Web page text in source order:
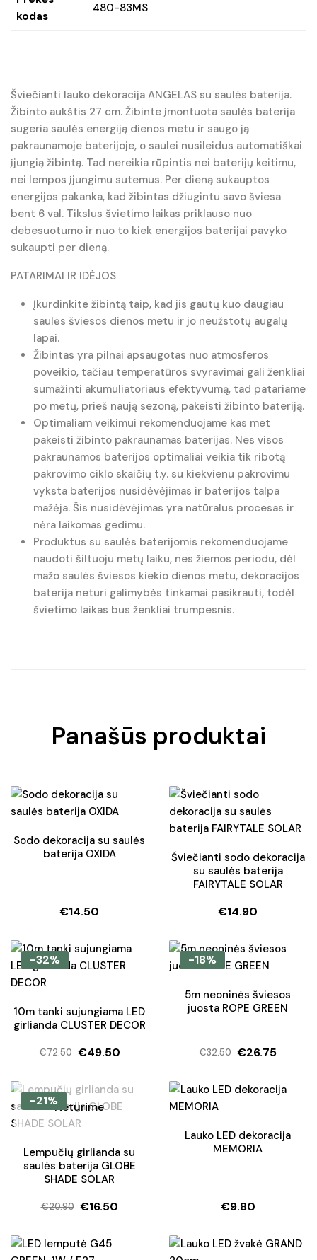
kodas
480-83MS
Šviečianti lauko dekoracija ANGELAS su saulės baterija.
Žibinto aukštis 27 cm. Žibinte įmontuota saulės baterija
sugeria saulės energiją dienos metu ir saugo ją
pakraunamoje baterijoje, o saulei nusileidus automatiškai
įjungią žibintą. Tad nereikia rūpintis nei baterijų keitimu,
nei lempos įjungimu sutemus. Per dieną sukauptos
energijos pakanka, kad žibintas džiugintu savo šviesa
bent 6 val. Tikslus švietimo laikas priklauso nuo
debesuotumo ir nuo to kiek energijos baterijai pavyko
sukaupti per dieną.
PATARIMAI IR IDĖJOS
Įkurdinkite žibintą taip, kad jis gautų kuo daugiau
saulės šviesos dienos metu ir jo neužstotų augalų
lapai.
Žibintas yra pilnai apsaugotas nuo atmosferos
poveikio, tačiau temperatūros svyravimai gali ženkliai
sumažinti akumuliatoriaus efektyvumą, tad patariame
po metų, prieš naują sezoną, pakeisti žibinto bateriją.
Optimaliam veikimui rekomenduojame kas met
pakeisti žibinto pakraunamas baterijas. Nes visos
pakraunamos baterijos optimaliai veikia tik ribotą
pakrovimo ciklo skaičių t.y. su kiekvienu pakrovimu
vyksta baterijos nusidėvėjimas ir baterijos talpa
mažėja. Šis nusidėvėjimas yra natūralus procesas ir
nėra laikomas gedimu.
Produktus su saulės baterijomis rekomenduojame
naudoti šiltuoju metų laiku, nes žiemos periodu, dėl
mažo saulės šviesos kiekio dienos metu, dekoracijos
baterija neturi galimybės tinkamai pasikrauti, todėl
švietimo laikas bus ženkliai trumpesnis.
Panašūs produktai
Sodo dekoracija su saulės
baterija OXIDA
€14.50
Šviečianti sodo dekoracija
su saulės baterija
FAIRYTALE SOLAR
€14.90
-32%
10m tanki sujungiama LED
girlianda CLUSTER DECOR
€72.50
Original
was:
€72.50.
€49.50
Current
is:
€49.50.
-18%
5m neoninės šviesos
juosta ROPE GREEN
€32.50
Original
was:
€26.75
Current
is:
-21%Neturime
Lempučių girlianda su
saulės baterija GLOBE
SHADE SOLAR
€20.90
Original
was:
€16.50
Current
is:
Lauko LED dekoracija
MEMORIA
€9.80